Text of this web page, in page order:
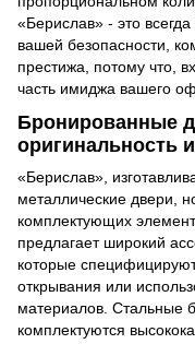
«Берислав» - это
вашей безопасности,
престижа, потому что,
часть имиджа вашего
Бронированные
оригинальность
«Берислав»,
металлические двери,
комплектующих
предлагает широкий
которые
открывания или
материалов. Стальные
комплектуются